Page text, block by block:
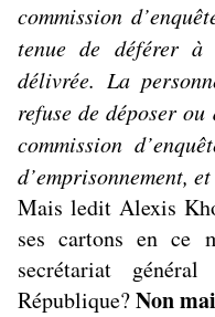
commission
tenue de déférer
délivrée. La
refuse de déposer
commission
d’emprisonnement,
Mais ledit Alexis
ses cartons en ce
secrétariat
République?Non